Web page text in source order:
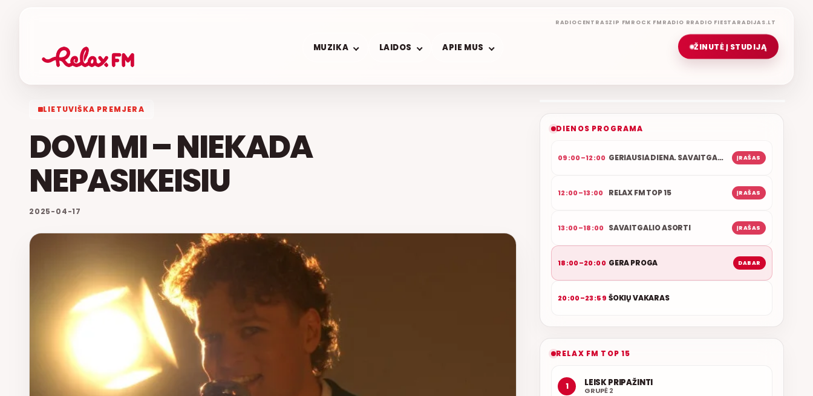
RADIOCENTRASZIP FM ROCK FM RADIO RRADIO FIESTARADIJAS.LT
ŽINUTĖ Į STUDIJĄ
MUZIKA LAIDOS APIE MUS
LIETUVIŠKA PREMJERA
DOVI MI – NIEKADA
NEPASIKEISIU
2025-04-17
ETERYJE
GERA PROGA REMIGIJUS LUKOČIUS
DIENOS PROGRAMA
09:00–12:00 GERIAUSIA DIENA. SAVAITGALIS ĮRAŠAS
12:00–13:00 RELAX FM TOP 15 ĮRAŠAS
13:00–18:00 SAVAITGALIO ASORTI ĮRAŠAS
18:00–20:00 GERA PROGA DABAR
20:00–23:59 ŠOKIŲ VAKARAS
RELAX FM TOP 15
1 LEISK PRIPAŽINTI
GRUPĖ 2